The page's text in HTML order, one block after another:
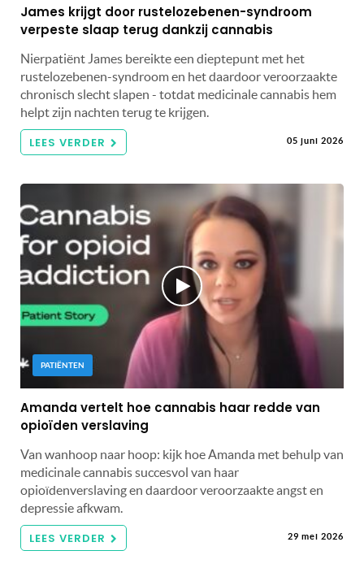
James krijgt door rustelozebenen-syndroom
verpeste slaap terug dankzij cannabis
Nierpatiënt James bereikte een dieptepunt met het
rustelozebenen-syndroom en het daardoor veroorzaakte
chronisch slecht slapen - totdat medicinale cannabis hem
helpt zijn nachten terug te krijgen.
LEES VERDER 05 juni 2026
PATIËNTEN
Amanda vertelt hoe cannabis haar redde van
opioïden verslaving
Van wanhoop naar hoop: kijk hoe Amanda met behulp van
medicinale cannabis succesvol van haar
opioïdenverslaving en daardoor veroorzaakte angst en
depressie afkwam.
LEES VERDER 29 mei 2026